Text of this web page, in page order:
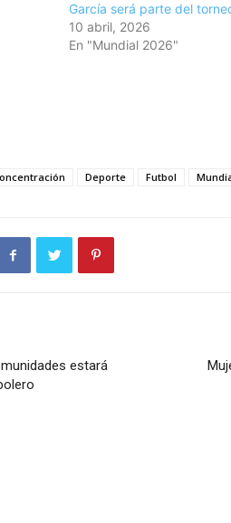
García será parte del
10 abril, 2026
En "Mundial 2026"
Deporte Futbol
estará